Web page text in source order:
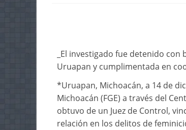
_El investigado fue detenido
Uruapan y cumplimentada en
*Uruapan, Michoacán, a 14 de
Michoacán (FGE) a través del
obtuvo de un Juez de Control,
relación en los delitos de